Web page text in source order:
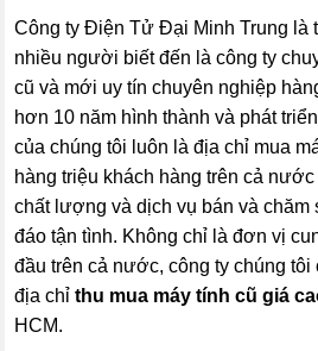
Công ty Điện Tử Đại Minh Trung
nhiều người biết đến là công ty
cũ và mới uy tín chuyên nghiệp
hơn 10 năm hình thành và phát
của chúng tôi luôn là địa chỉ mua
hàng triệu khách hàng trên cả
chất lượng và dịch vụ bán và chăm
đáo tận tình. Không chỉ là đơn vị
đầu trên cả nước, công ty chúng
địa chỉthu mua máy tính cũ giá
HCM.